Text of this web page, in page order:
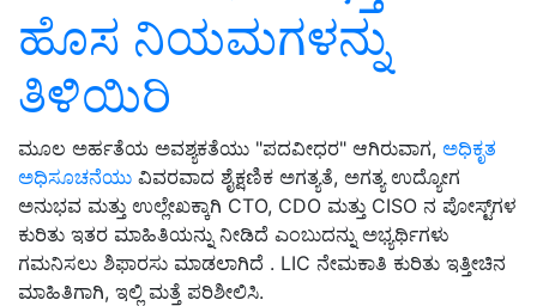
ಹೊಸ ನಿಯಮಗಳನ್ನು
ತಿಳಿಯಿರಿ
ಮೂಲ ಅರ್ಹತೆಯ ಅವಶ್ಯಕತೆಯು "ಪದವೀಧರ" ಆಗಿರುವಾಗ, ಅಧಿಕೃತ
ಅಧಿಸೂಚನೆಯು ವಿವರವಾದ ಶೈಕ್ಷಣಿಕ ಅಗತ್ಯತೆ, ಅಗತ್ಯ ಉದ್ಯೋಗ
ಅನುಭವ ಮತ್ತು ಉಲ್ಲೇಖಕ್ಕಾಗಿ CTO, CDO ಮತ್ತು CISO ನ ಪೋಸ್ಟ್‌ಗಳ
ಕುರಿತು ಇತರ ಮಾಹಿತಿಯನ್ನು ನೀಡಿದೆ ಎಂಬುದನ್ನು ಅಭ್ಯರ್ಥಿಗಳು
ಗಮನಿಸಲು ಶಿಫಾರಸು ಮಾಡಲಾಗಿದೆ . LIC ನೇಮಕಾತಿ ಕುರಿತು ಇತ್ತೀಚಿನ
ಮಾಹಿತಿಗಾಗಿ, ಇಲ್ಲಿ ಮತ್ತೆ ಪರಿಶೀಲಿಸಿ.